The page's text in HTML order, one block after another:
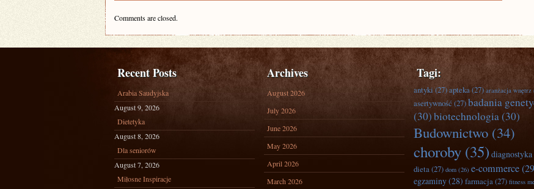
Comments are closed.
Recent Posts
Arabia Saudyjska
August 9, 2026
Dietetyka
August 8, 2026
Dla seniorów
August 7, 2026
Miłosne Inspiracje
Archives
August 2026
July 2026
June 2026
May 2026
April 2026
March 2026
Tagi:
antyki(27)apteka(27) aranżacja wnętrz
asertywność (27)badania
(30)biotechnologia(30)
Budownictwo (34)
choroby (35) diagnostyka
dieta(27) dom (26) e-commerce
egzaminy(28) farmacja(27) fitness